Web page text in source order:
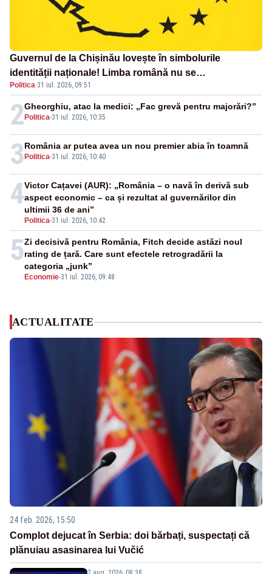
Guvernul de la Chișinău lovește în simbolurile
identității naționale! Limba română nu se
economisește! Limba română se sărbătorește!
Politica·31 iul. 2026, 09:51
2 Politica-31 iul. 2026, 10:35
Gheorghiu, atac la medici: „Fac grevă pentru majorări?”
3 Politica-31 iul. 2026, 10:40
România ar putea avea un nou premier abia în toamnă
4
Politica-31 iul. 2026, 10:42
Victor Cațavei (AUR): „România – o navă în derivă sub
aspect economic – ca și rezultat al guvernărilor din
ultimii 36 de ani”
5
Economie-31 iul. 2026, 09:48
Zi decisivă pentru România, Fitch decide astăzi noul
rating de țară. Care sunt efectele retrogradării la
categoria „junk”
ACTUALITATE
24 feb. 2026, 15:50
Complot dejucat în Serbia: doi bărbați, suspectați că
plănuiau asasinarea lui Vučić